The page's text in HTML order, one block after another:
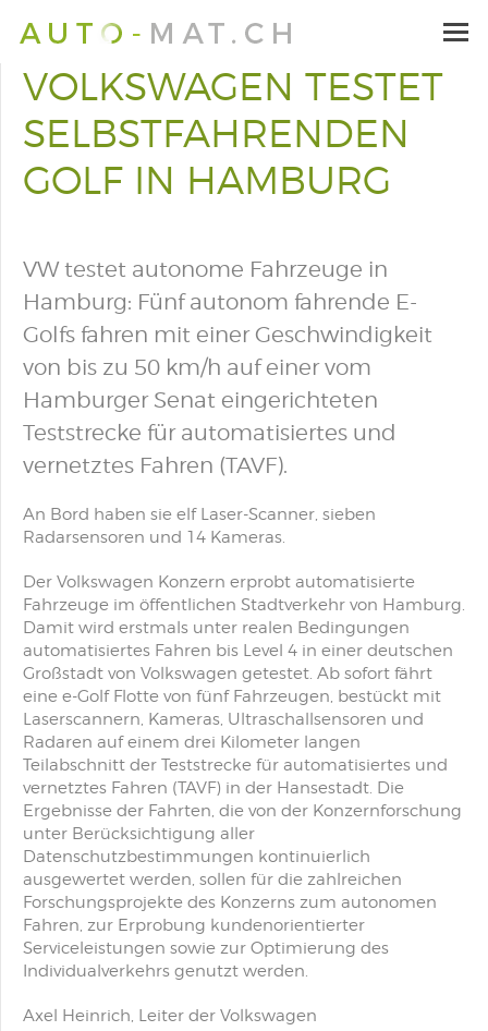
VOLKSWAGEN TESTET
SELBSTFAHRENDEN
GOLF IN HAMBURG
VW testet autonome Fahrzeuge in
Hamburg: Fünf autonom fahrende E-
Golfs fahren mit einer Geschwindigkeit
von bis zu 50 km/h auf einer vom
Hamburger Senat eingerichteten
Teststrecke für automatisiertes und
vernetztes Fahren (TAVF).
An Bord haben sie elf Laser-Scanner, sieben
Radarsensoren und 14 Kameras.
Der Volkswagen Konzern erprobt automatisierte
Fahrzeuge im öffentlichen Stadtverkehr von Hamburg.
Damit wird erstmals unter realen Bedingungen
automatisiertes Fahren bis Level 4 in einer deutschen
Großstadt von Volkswagen getestet. Ab sofort fährt
eine e-Golf Flotte von fünf Fahrzeugen, bestückt mit
Laserscannern, Kameras, Ultraschallsensoren und
Radaren auf einem drei Kilometer langen
Teilabschnitt der Teststrecke für automatisiertes und
vernetztes Fahren (TAVF) in der Hansestadt. Die
Ergebnisse der Fahrten, die von der Konzernforschung
unter Berücksichtigung aller
Datenschutzbestimmungen kontinuierlich
ausgewertet werden, sollen für die zahlreichen
Forschungsprojekte des Konzerns zum autonomen
Fahren, zur Erprobung kundenorientierter
Serviceleistungen sowie zur Optimierung des
Individualverkehrs genutzt werden.
Axel Heinrich, Leiter der Volkswagen